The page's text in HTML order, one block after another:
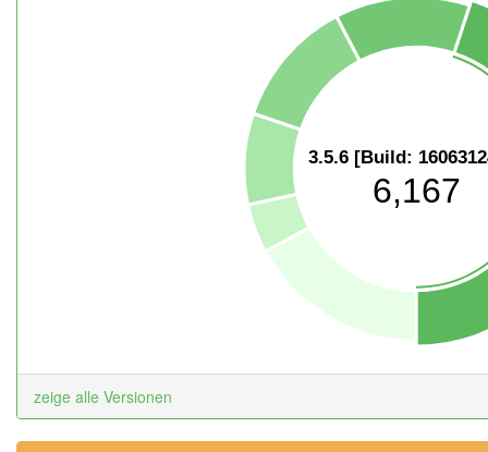
3.5.6 [Build:
6,167
zeige alle Versionen